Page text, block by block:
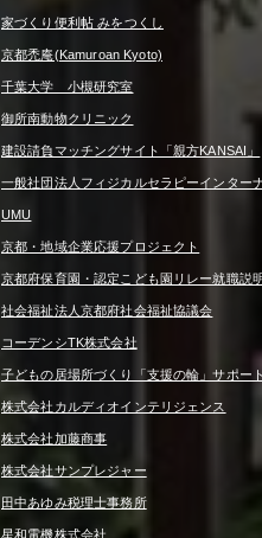
家づくり便利帖 みをつくし
京都禿庵(Kamuroan Kyoto)
千葉大学 小槻研究室
御所南動物クリニック
建設請負マッチングサイト「親方KANSAI」
一般社団法人フィジカルセラピーインター
UMU
京都・地域企業応援プロジェクト
京都府保育園・認定こども園リレー就職説
社会福祉法人京都府社会福祉協議会
コーデンシTK株式会社
子どもの居場所づくり「支援の輪」サポート
株式会社カルディオインテリジェンス
株式会社加藤商事
株式会社サンプレジャー
田中あゆみ税理士事務所
星和電機株式会社